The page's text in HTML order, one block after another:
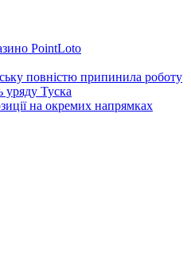
PointLoto
повністю припинила роботу
уряду Туска
на окремих напрямках